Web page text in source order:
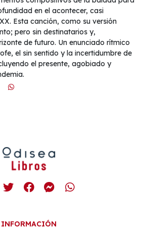
en el acontecer, casi
Esta canción, como su versión
pero sin destinatarios y,
de futuro. Un enunciado rítmico
el sin sentido y la incertidumbre de
el presente, agobiado y
INFORMACIÓN